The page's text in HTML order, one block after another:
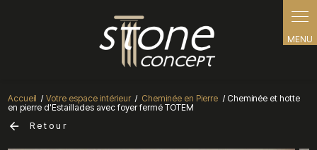
Accueil Votre espace intérieur Cheminée en Pierre
Cheminée et hotte
en pierre d'Estaillades avec foyer fermé TOTEM
Retour